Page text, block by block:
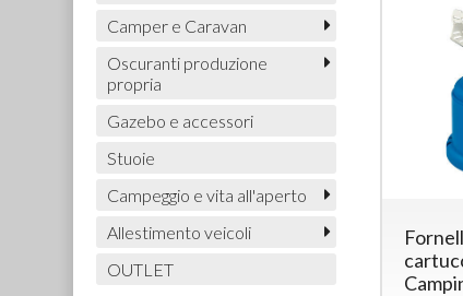
Camper e Caravan
Oscuranti produzione
propria
Gazebo e accessori
Stuoie
Campeggio e vita all'aperto
Allestimento veicoli
OUTLET